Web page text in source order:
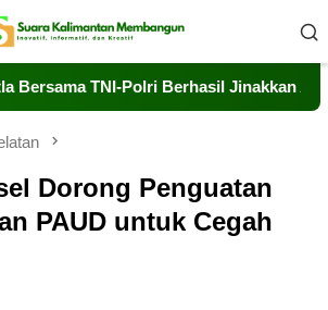
Polri Berhasil Jinakkan Api di Timpah
Dorong Penguatan
PAUD untuk Cegah